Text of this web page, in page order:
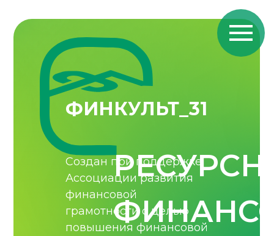
ФИНКУЛЬТ_31
Создан при поддержке
Ассоциации развития
финансовой
грамотности с целью
повышения финансовой